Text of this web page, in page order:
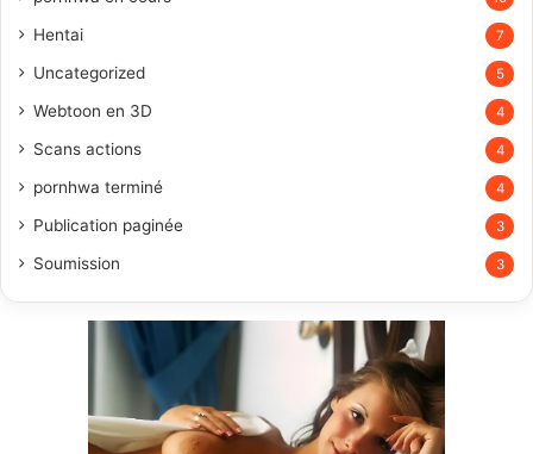
Hentai 7
Uncategorized 5
Webtoon en 3D 4
Scans actions 4
pornhwa terminé 4
Publication paginée 3
Soumission 3